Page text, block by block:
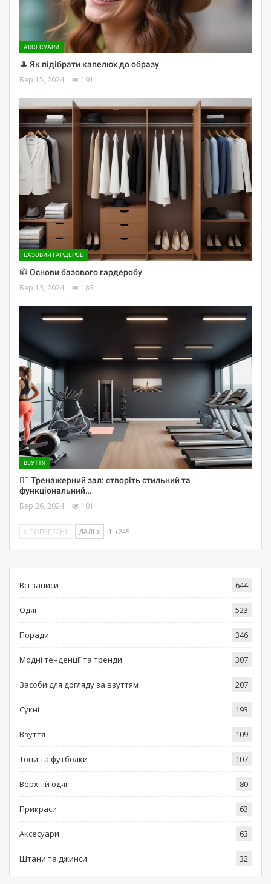
АКСЕСУАРИ
🎩 Як підібрати капелюх до образу
Бер 15, 2024 191
БАЗОВИЙ ГАРДЕРОБ
🧥 Основи базового гардеробу
Бер 13, 2024 183
ВЗУТТЯ
🏋️‍♀️ Тренажерний зал: створіть стильний та
функціональний…
Бер 26, 2024 101
ПОПЕРЕДНЯ ДАЛІ 1 з 245
Всі записи 644
Одяг 523
Поради 346
Модні тенденції та тренди 307
Засоби для догляду за взуттям 207
Сукні 193
Взуття 109
Топи та футболки 107
Верхній одяг 80
Прикраси 63
Аксесуари 63
Штани та джинси 32